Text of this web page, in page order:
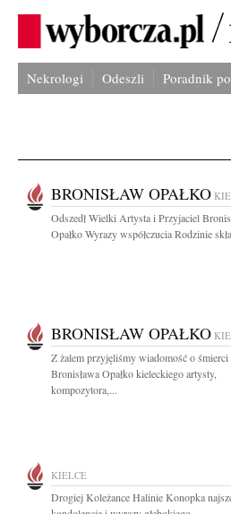
Nekrologi Odeszli Poradnik
BRONISŁAW OPAŁKO
Odszedł Wielki Artysta i Przyjaciel
Opałko Wyrazy współczucia Rodzinie
BRONISŁAW OPAŁKO
Z żalem przyjęliśmy wiadomość o śmierci
Bronisława Opałko kieleckiego artysty,
kompozytora,...
KIELCE
Drogiej Koleżance Halinie Konopka